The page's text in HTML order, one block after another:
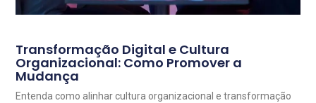
Transformação Digital e Cultura
Organizacional: Como Promover a
Mudança
Entenda como alinhar cultura organizacional e transformação